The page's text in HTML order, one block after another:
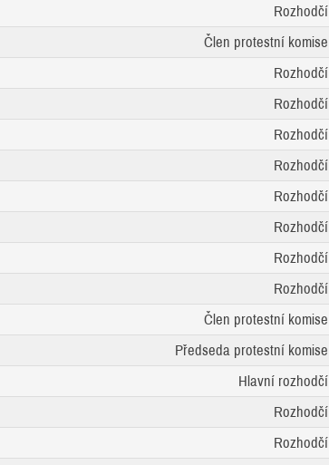
Rozhodčí
Člen protestní komise
Rozhodčí
Rozhodčí
Rozhodčí
Rozhodčí
Rozhodčí
Rozhodčí
Rozhodčí
Rozhodčí
Člen protestní komise
Předseda protestní komise
Hlavní rozhodčí
Rozhodčí
Rozhodčí